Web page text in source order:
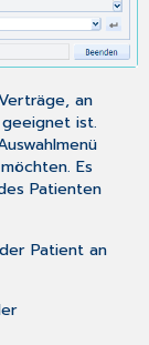
an
ist.
Es
Patienten
Patient an